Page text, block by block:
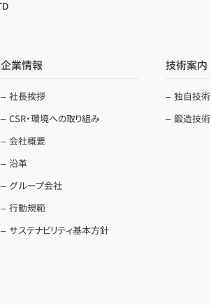
企業情報
社長挨拶
CSR・環境への取り組み
会社概要
沿革
グループ会社
行動規範
サステナビリティ基本方針
技術案内
独自技術
鍛造技術